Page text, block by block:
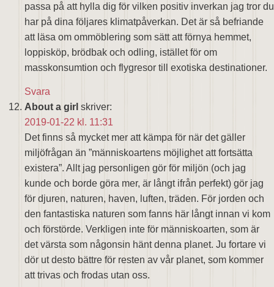
passa på att hylla dig för vilken positiv inverkan jag tror du
har på dina följares klimatpåverkan. Det är så befriande
att läsa om ommöblering som sätt att förnya hemmet,
loppisköp, brödbak och odling, istället för om
masskonsumtion och flygresor till exotiska destinationer.
Svara
About a girl skriver:
2019-01-22 kl. 11:31
Det finns så mycket mer att kämpa för när det gäller
miljöfrågan än ”människoartens möjlighet att fortsätta
existera”. Allt jag personligen gör för miljön (och jag
kunde och borde göra mer, är långt ifrån perfekt) gör jag
för djuren, naturen, haven, luften, träden. För jorden och
den fantastiska naturen som fanns här långt innan vi kom
och förstörde. Verkligen inte för människoarten, som är
det värsta som någonsin hänt denna planet. Ju fortare vi
dör ut desto bättre för resten av vår planet, som kommer
att trivas och frodas utan oss.